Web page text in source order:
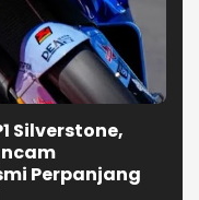
Silverstone,
Perpanjang